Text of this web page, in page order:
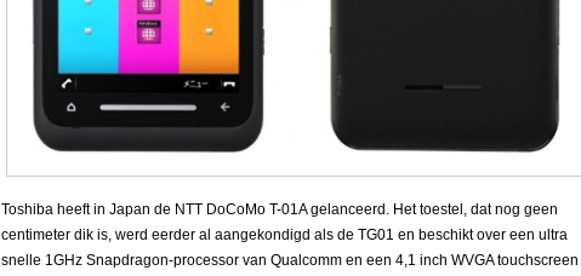
Toshiba heeft in Japan de NTT DoCoMo T-01A gelanceerd. Het toestel, dat nog geen
centimeter dik is, werd eerder al aangekondigd als de TG01 en beschikt over een ultra
snelle 1GHz Snapdragon-processor van Qualcomm en een 4,1 inch WVGA touchscreen